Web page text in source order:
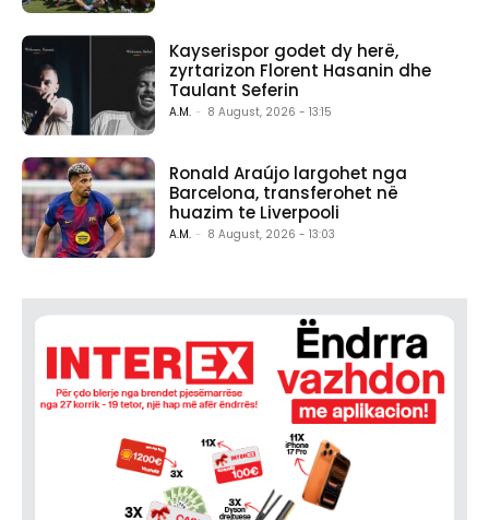
Kayserispor godet dy herë,
zyrtarizon Florent Hasanin dhe
Taulant Seferin
A.M. - 8 August, 2026 - 13:15
Ronald Araújo largohet nga
Barcelona, transferohet në
huazim te Liverpooli
A.M. - 8 August, 2026 - 13:03